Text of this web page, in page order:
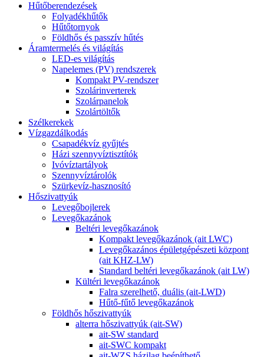
Hűtőberendezések
Folyadékhűtők
Hűtőtornyok
Földhős és passzív hűtés
Áramtermelés és világítás
LED-es világítás
Napelemes (PV) rendszerek
Kompakt PV-rendszer
Szolárinverterek
Szolárpanelok
Szolártöltők
Szélkerekek
Vízgazdálkodás
Csapadékvíz gyűjtés
Házi szennyvíztisztítók
Ivóvíztartályok
Szennyvíztárolók
Szürkevíz-hasznosító
Hőszivattyúk
Levegőbojlerek
Levegőkazánok
Beltéri levegőkazánok
Kompakt levegőkazánok (ait LWC)
Levegőkazános épületgépészeti központ
(ait KHZ-LW)
Standard beltéri levegőkazánok (ait LW)
Kültéri levegőkazánok
Falra szerelhető, duális (ait-LWD)
Hűtő-fűtő levegőkazánok
Földhős hőszivattyúk
alterra hőszivattyúk (ait-SW)
ait-SW standard
ait-SWC kompakt